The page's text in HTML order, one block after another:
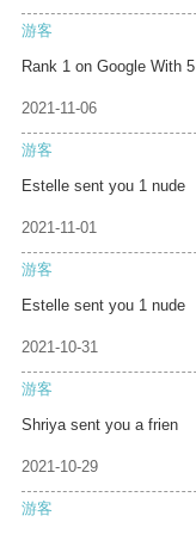
游客
Rank 1 on Google With 5
2021-11-06
游客
Estelle sent you 1 nude
2021-11-01
游客
Estelle sent you 1 nude
2021-10-31
游客
Shriya sent you a frien
2021-10-29
游客